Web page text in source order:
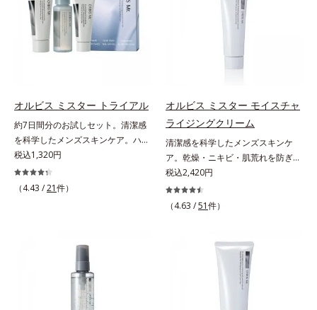
オルビス ミスター トライアル
約7日間分のお試しセット。清潔感
を科学したメンズスキンケア。ハ
リ・ツヤのある、好印象な清潔透明
肌(*1)へ。オルビス ミスターは、男
性の清潔感、爽やかさ、若々しさの
(*3)。ニキビ・肌荒れ予防有効成分
と保湿成分を新たに配合。これまで
の乾燥・テカリへのケアはそのまま
に、肌荒れ・ニキビ予防など“今”の
肌悩みに応え、“未来”を見据えて好
税込1,320円
（4.43 /21件）
オルビス ミスター モイスチャ
ライジングクリーム
清潔感を科学したメンズスキンケ
ア。乾燥・ニキビ・肌荒れを防ぎハ
リ・ツヤのある、好印象な清潔透明
肌(*1)へ。オルビスミスターは、男
性の清潔感、爽やかさ、若々しさの
であること(*2)を業界で初めて発見
(*3)。ニキビ・肌荒れ予防有効成分
と保湿成分を新たに配合。これまで
の乾燥・テカリへのケアはそのまま
税込2,420円
（4.63 /51件）